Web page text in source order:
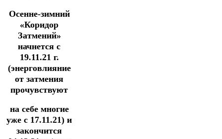
Осенне-зимний
«Коридор
Затмений»
начнется с
19.11.21 г.
(энерговлияние
от затмения
прочувствуют
на себе многие
уже с 17.11.21) и
закончится